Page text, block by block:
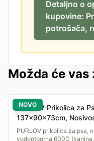
Detaljno o
kupovine:
potrošača,
Možda će vas
NOVO
PURLOV Prikolica za
137x90x73cm,
PURLOV prikolica za pse,
vodootporna 600D